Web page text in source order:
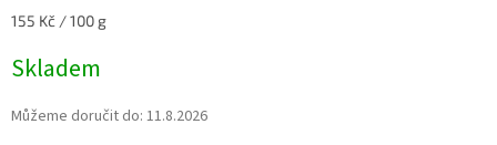
Měrná
155 Kč / 100 g
Skladem
Můžeme doručit do: 11.8.2026